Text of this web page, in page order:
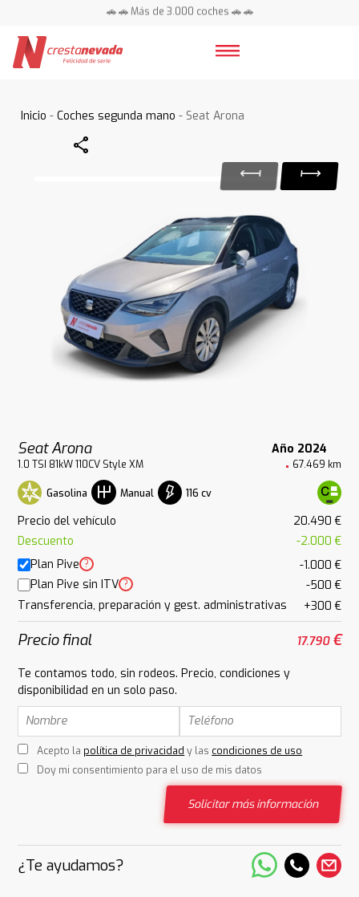
🚗 🚗 Más de 3.000 coches 🚗 🚗
Inicio -Coches segunda mano - Seat Arona
Share
Seat Arona Año 2024
1.0 TSI 81kW 110CV Style XM 67.469 km
Gasolina Manual 116 cv
Precio del vehículo
20.490 €
Descuento
-2.000 €
Plan Pive ?
-1.000 €
Plan Pive sin ITV ?
-500 €
Transferencia, preparación y gest. administrativas
+300 €
Precio final 17.790€
Te contamos todo, sin rodeos. Precio, condiciones y
disponibilidad en un solo paso.
Acepto la política de privacidad y las condiciones de uso
Doy mi consentimiento para el uso de mis datos
Solicitar más información
¿Te ayudamos?